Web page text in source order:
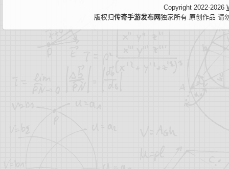
Copyright 2022-2026
版权归传奇手游发布网独家所有.原创作品 请